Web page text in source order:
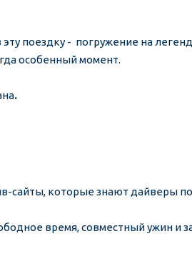
эту поездку -  погружение на
особенный момент.
.
сайты, которые знают дайверы по
время, совместный ужин и